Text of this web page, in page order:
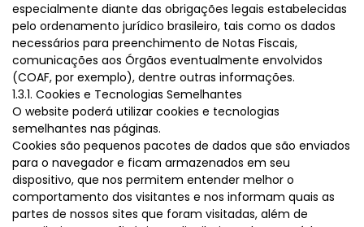
especialmente diante das obrigações legais estabelecidas
pelo ordenamento jurídico brasileiro, tais como os dados
necessários para preenchimento de Notas Fiscais,
comunicações aos Órgãos eventualmente envolvidos
(COAF, por exemplo), dentre outras informações.
1.3.1. Cookies e Tecnologias Semelhantes
O website poderá utilizar cookies e tecnologias
semelhantes nas páginas.
Cookies são pequenos pacotes de dados que são enviados
para o navegador e ficam armazenados em seu
dispositivo, que nos permitem entender melhor o
comportamento dos visitantes e nos informam quais as
partes de nossos sites que foram visitadas, além de